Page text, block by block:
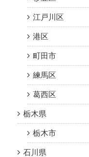
江戸川区
港区
町田市
練馬区
葛西区
栃木県
栃木市
石川県